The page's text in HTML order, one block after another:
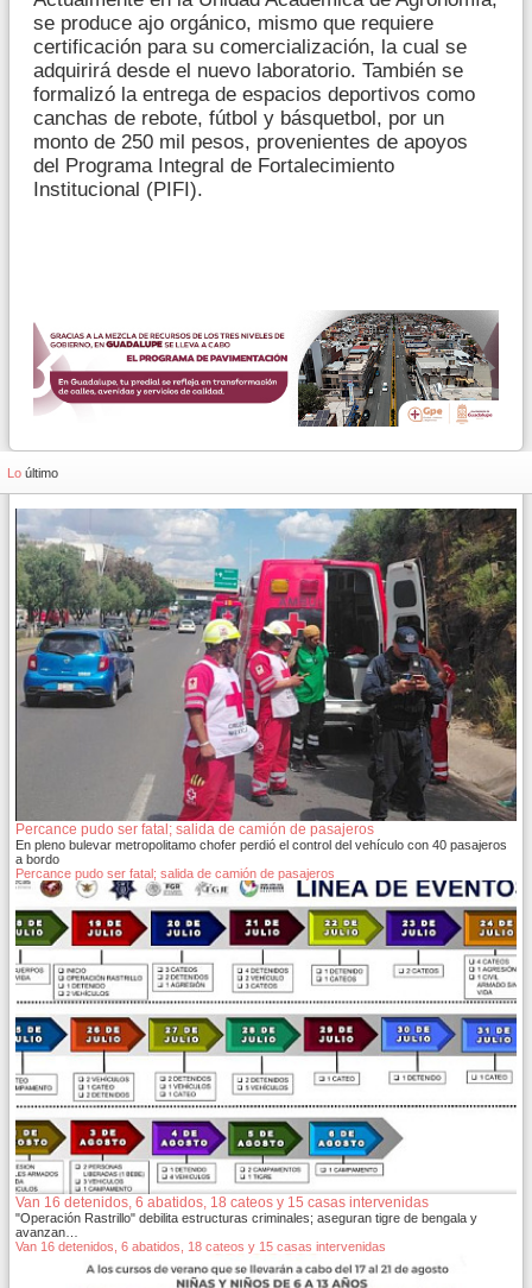
se produce ajo orgánico, mismo que requiere
certificación para su comercialización, la cual se
adquirirá desde el nuevo laboratorio. También se
formalizó la entrega de espacios deportivos como
canchas de rebote, fútbol y básquetbol, por un
monto de 250 mil pesos, provenientes de apoyos
del Programa Integral de Fortalecimiento
Institucional (PIFI).
Lo último
Percance pudo ser fatal; salida de camión de pasajeros
En pleno bulevar metropolitamo chofer perdió el control del vehículo con 40 pasajeros
a bordo
Percance pudo ser fatal; salida de camión de pasajeros
Van 16 detenidos, 6 abatidos, 18 cateos y 15 casas intervenidas
"Operación Rastrillo" debilita estructuras criminales; aseguran tigre de bengala y
avanzan…
Van 16 detenidos, 6 abatidos, 18 cateos y 15 casas intervenidas